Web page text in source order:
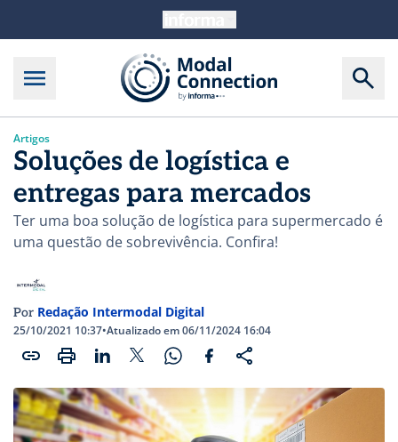
Artigos
Soluções de logística e
entregas para mercados
Ter uma boa solução de logística para supermercado é
uma questão de sobrevivência. Confira!
Por Redação Intermodal Digital
25/10/2021 10:37•Atualizado em 06/11/2024 16:04